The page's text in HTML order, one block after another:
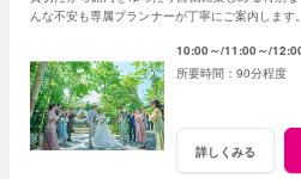
んな不安も専属プランナーが丁寧にご案内します
10:00～ 11:00～
90分程度
詳しくみる